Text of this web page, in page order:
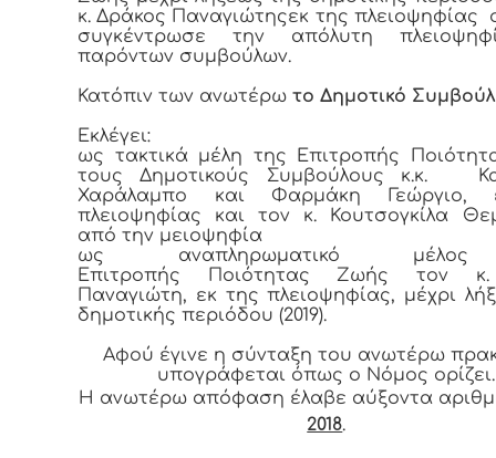
κ. Δράκος Παναγιώτηςεκ της πλειοψηφίας
συγκέντρωσε την απόλυτη
παρόντων συμβούλων.
Κατόπιν των ανωτέρω το Δημοτικό
Εκλέγει:
ως τακτικά μέλη της Επιτροπής
τους Δημοτικούς Συμβούλους κ.κ.
Χαράλαμπο και Φαρμάκη Γεώργιο,
πλειοψηφίας και τον κ. Κουτσογκίλα
από την μειοψηφία
ως αναπληρωματικό
Επιτροπής Ποιότητας Ζωής τον
Παναγιώτη, εκ της πλειοψηφίας, μέχρι
δημοτικής περιόδου (2019).
Αφού έγινε η σύνταξη του ανωτέρω
υπογράφεται όπως ο Νόμος ορίζει.
Η ανωτέρω απόφαση έλαβε αύξοντα
2018.